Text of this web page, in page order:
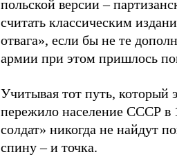
польской версии –
считать классическим
отвага», если бы не те
армии при этом пришлось
Учитывая тот путь, который
пережило население СССР в
солдат» никогда не найдут
спину – и точка.